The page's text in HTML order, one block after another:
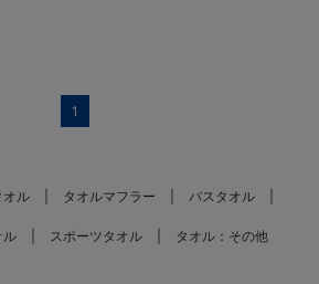
1
オル タオルマフラー バスタオル
ル スポーツタオル タオル：その他